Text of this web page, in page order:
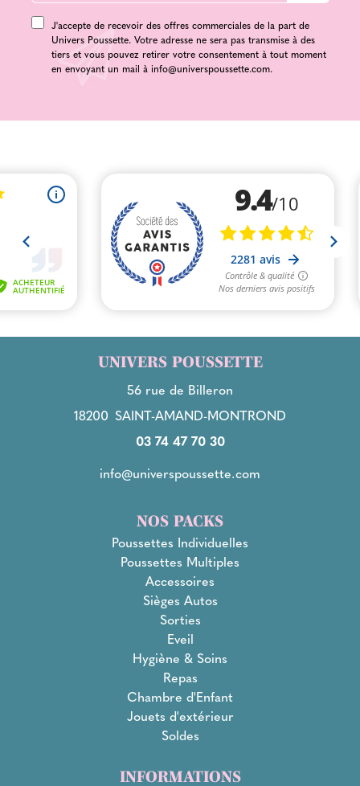
J'accepte de recevoir des offres commerciales de la part de
Univers Poussette. Votre adresse ne sera pas transmise à des
tiers et vous pouvez retirer votre consentement à tout moment
en envoyant un mail à info@universpoussette.com.
UNIVERS POUSSETTE
56 rue de Billeron
18200 SAINT-AMAND-MONTROND
03 74 47 70 30
info@universpoussette.com
NOS PACKS
Poussettes Individuelles
Poussettes Multiples
Accessoires
Sièges Autos
Sorties
Eveil
Hygiène & Soins
Repas
Chambre d'Enfant
Jouets d'extérieur
Soldes
INFORMATIONS